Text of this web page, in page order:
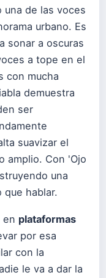
una de las voces
urbano. Es
sonar a oscuras
a tope en el
con mucha
demuestra
ser
suavizar el
amplio. Con 'Ojo
una
hablar.
en plataformas
por esa
con la
le va a dar la